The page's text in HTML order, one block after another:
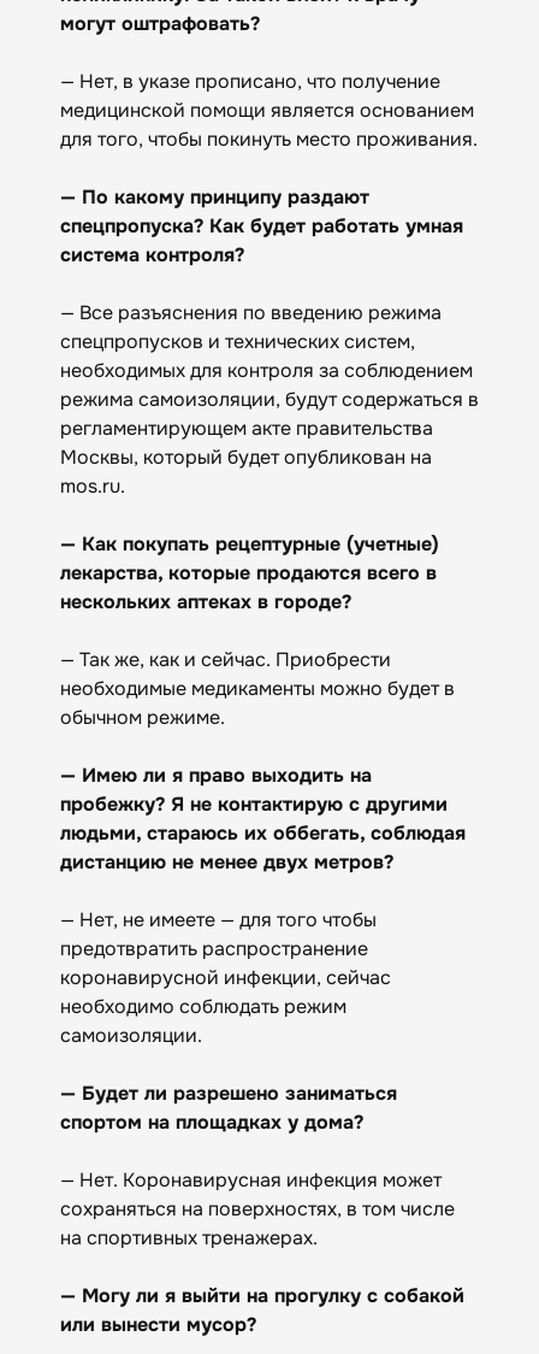
могут оштрафовать?
— Нет, в указе прописано, что получение
медицинской помощи является основанием
для того, чтобы покинуть место проживания.
— По какому принципу раздают
спецпропуска? Как будет работать умная
система контроля?
— Все разъяснения по введению режима
спецпропусков и технических систем,
необходимых для контроля за соблюдением
режима самоизоляции, будут содержаться в
регламентирующем акте правительства
Москвы, который будет опубликован на
mos.ru.
— Как покупать рецептурные (учетные)
лекарства, которые продаются всего в
нескольких аптеках в городе?
— Так же, как и сейчас. Приобрести
необходимые медикаменты можно будет в
обычном режиме.
— Имею ли я право выходить на
пробежку? Я не контактирую с другими
людьми, стараюсь их оббегать, соблюдая
дистанцию не менее двух метров?
— Нет, не имеете — для того чтобы
предотвратить распространение
коронавирусной инфекции, сейчас
необходимо соблюдать режим
самоизоляции.
— Будет ли разрешено заниматься
спортом на площадках у дома?
— Нет. Коронавирусная инфекция может
сохраняться на поверхностях, в том числе
на спортивных тренажерах.
— Могу ли я выйти на прогулку с собакой
или вынести мусор?